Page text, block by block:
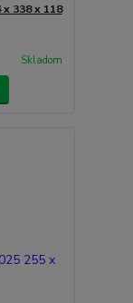
338 x 118
Skladom